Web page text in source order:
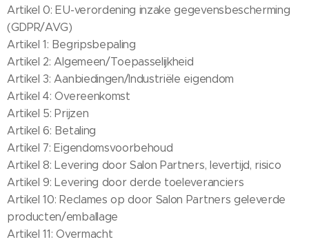
Artikel 0: EU-verordening inzake gegevensbescherming
(GDPR/AVG)
Artikel 1: Begripsbepaling
Artikel 2: Algemeen/Toepasselijkheid
Artikel 3: Aanbiedingen/Industriële eigendom
Artikel 4: Overeenkomst
Artikel 5: Prijzen
Artikel 6: Betaling
Artikel 7: Eigendomsvoorbehoud
Artikel 8: Levering door Salon Partners, levertijd, risico
Artikel 9: Levering door derde toeleveranciers
Artikel 10: Reclames op door Salon Partners geleverde
producten/emballage
Artikel 11: Overmacht